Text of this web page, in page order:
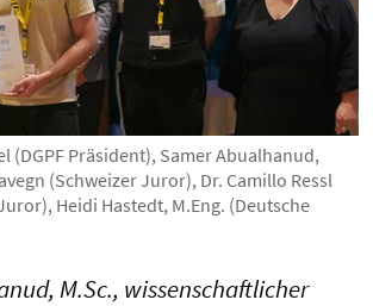
(DGPF Präsident), Samer Abualhanud,
(Schweizer Juror), Dr. Camillo Ressl
Heidi Hastedt, M.Eng. (Deutsche
M.Sc., wissenschaftlicher